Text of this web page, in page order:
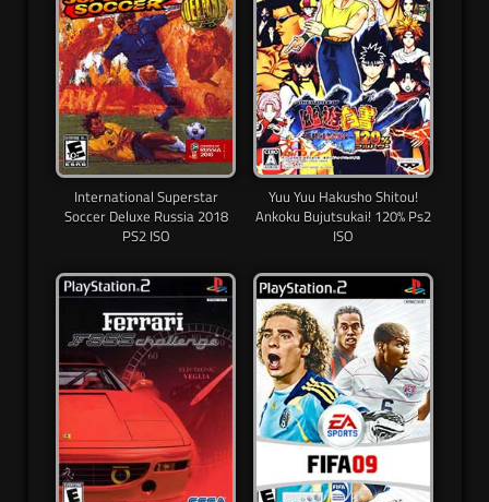
International Superstar
Soccer Deluxe Russia 2018
PS2 ISO
Yuu Yuu Hakusho Shitou!
Ankoku Bujutsukai! 120% Ps2
ISO